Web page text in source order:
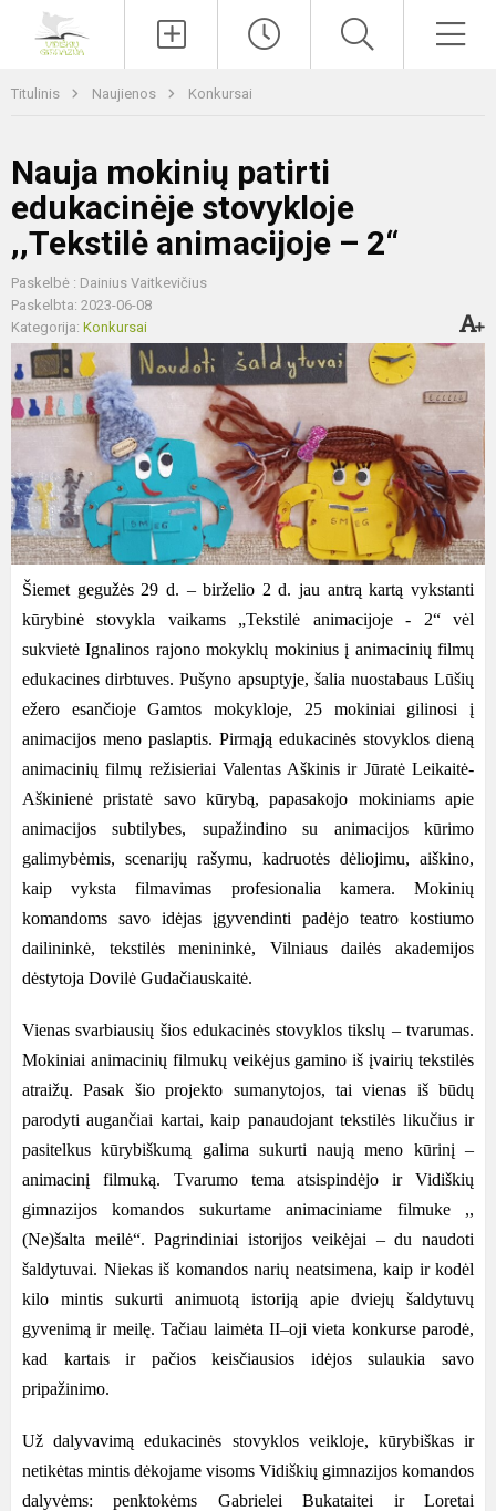
Titulinis Naujienos Konkursai
Nauja mokinių patirti
edukacinėje stovykloje
,,Tekstilė animacijoje – 2“
Paskelbė : Dainius Vaitkevičius
Paskelbta: 2023-06-08
Kategorija: Konkursai
Šiemet gegužės 29 d. – birželio 2 d. jau antrą kartą vykstanti
kūrybinė stovykla vaikams „Tekstilė animacijoje - 2“ vėl
sukvietė Ignalinos rajono mokyklų mokinius į animacinių filmų
edukacines dirbtuves. Pušyno apsuptyje, šalia nuostabaus Lūšių
ežero esančioje Gamtos mokykloje, 25 mokiniai gilinosi į
animacijos meno paslaptis. Pirmąją edukacinės stovyklos dieną
animacinių filmų režisieriai Valentas Aškinis ir Jūratė Leikaitė-
Aškinienė pristatė savo kūrybą, papasakojo mokiniams apie
animacijos subtilybes, supažindino su animacijos kūrimo
galimybėmis, scenarijų rašymu, kadruotės dėliojimu, aiškino,
kaip vyksta filmavimas profesionalia kamera. Mokinių
komandoms savo idėjas įgyvendinti padėjo teatro kostiumo
dailininkė, tekstilės menininkė, Vilniaus dailės akademijos
dėstytoja Dovilė Gudačiauskaitė.
Vienas svarbiausių šios edukacinės stovyklos tikslų – tvarumas.
Mokiniai animacinių filmukų veikėjus gamino iš įvairių tekstilės
atraižų. Pasak šio projekto sumanytojos, tai vienas iš būdų
parodyti augančiai kartai, kaip panaudojant tekstilės likučius ir
pasitelkus kūrybiškumą galima sukurti naują meno kūrinį –
animacinį filmuką. Tvarumo tema atsispindėjo ir Vidiškių
gimnazijos komandos sukurtame animaciniame filmuke ,,
(Ne)šalta meilė“. Pagrindiniai istorijos veikėjai – du naudoti
šaldytuvai. Niekas iš komandos narių neatsimena, kaip ir kodėl
kilo mintis sukurti animuotą istoriją apie dviejų šaldytuvų
gyvenimą ir meilę. Tačiau laimėta II–oji vieta konkurse parodė,
kad kartais ir pačios keisčiausios idėjos sulaukia savo
pripažinimo.
Už dalyvavimą edukacinės stovyklos veikloje, kūrybiškas ir
netikėtas mintis dėkojame visoms Vidiškių gimnazijos komandos
dalyvėms: penktokėms Gabrielei Bukataitei ir Loretai